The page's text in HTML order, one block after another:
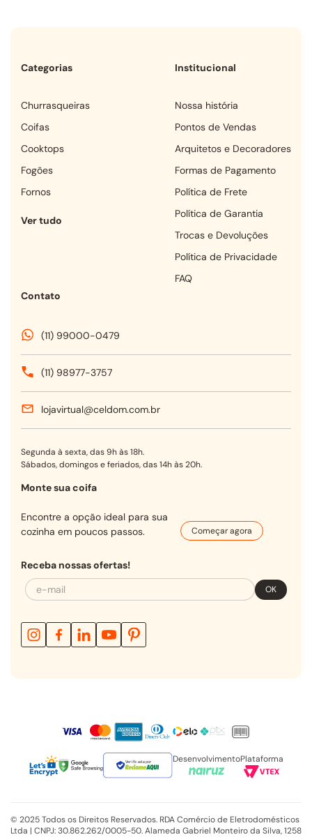
Categorias
churrasqueiras
coifas
cooktops
fogões
fornos
Ver tudo
Institucional
Nossa história
Pontos de Vendas
Arquitetos e Decoradores
Formas de Pagamento
Política de Frete
Política de Garantia
Trocas e Devoluções
Política de Privacidade
FAQ
Contato
(11) 99000-0479
(11) 98977-3757
lojavirtual@celdom.com.br
Segunda à sexta, das 9h às 18h.
Sábados, domingos e feriados, das 14h às 20h.
Monte sua coifa
Encontre a opção ideal para sua
cozinha em poucos passos.
Começar agora
Receba nossas ofertas!
OK
Verificada por DesenvolvimentoPlataforma
© 2025 Todos os Direitos Reservados. RDA Comércio de Eletrodomésticos
Ltda | CNPJ: 30.862.262/0005-50. Alameda Gabriel Monteiro da Silva, 1258